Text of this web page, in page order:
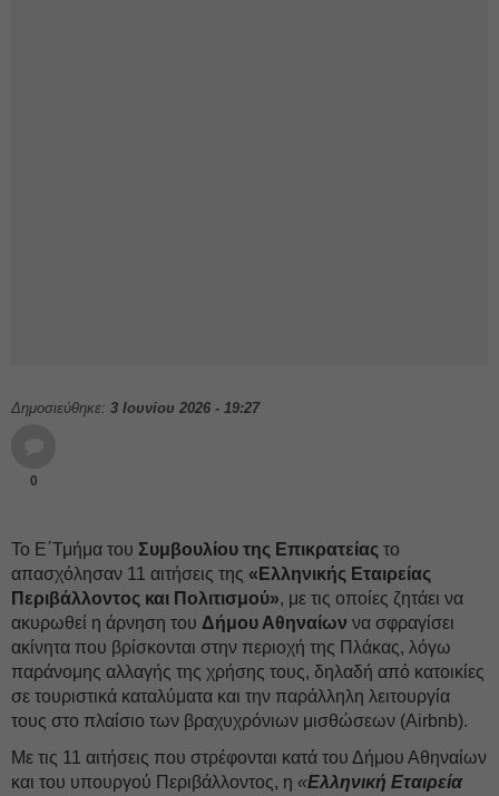
Δημοσιεύθηκε: 3 Ιουνίου 2026 - 19:27
0
Το Ε΄Τμήμα του Συμβουλίου της Επικρατείας το
απασχόλησαν 11 αιτήσεις της «Ελληνικής Εταιρείας
Περιβάλλοντος και Πολιτισμού», με τις οποίες ζητάει να
ακυρωθεί η άρνηση του Δήμου Αθηναίων να σφραγίσει
ακίνητα που βρίσκονται στην περιοχή της Πλάκας, λόγω
παράνομης αλλαγής της χρήσης τους, δηλαδή από κατοικίες
σε τουριστικά καταλύματα και την παράλληλη λειτουργία
τους στο πλαίσιο των βραχυχρόνιων μισθώσεων (Airbnb).
Με τις 11 αιτήσεις που στρέφονται κατά του Δήμου Αθηναίων
και του υπουργού Περιβάλλοντος, η «Ελληνική Εταιρεία